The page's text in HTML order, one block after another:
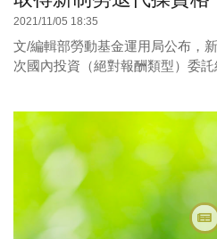
2021/11/05 18:35
文/編輯部勞動基金運用局公布，
次國內投資（絕對報酬類型）委